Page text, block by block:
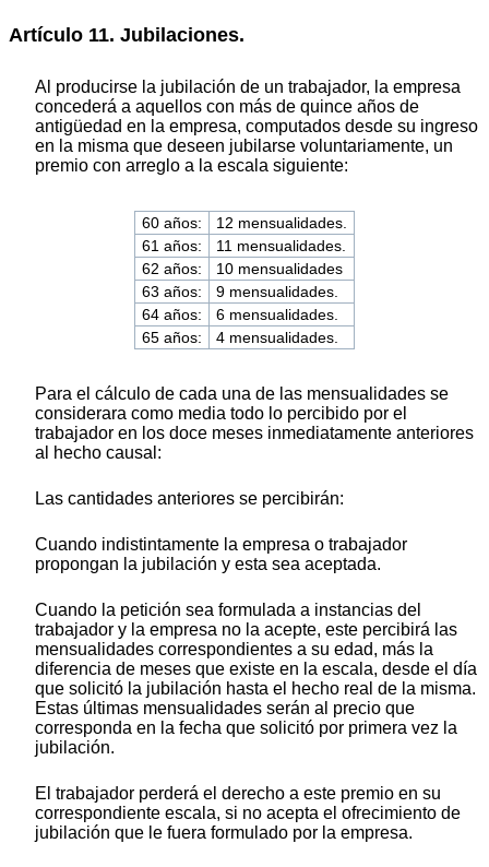
Artículo 11. Jubilaciones.
Al producirse la jubilación de un trabajador, la empresa
concederá a aquellos con más de quince años de
antigüedad en la empresa, computados desde su ingreso
en la misma que deseen jubilarse voluntariamente, un
premio con arreglo a la escala siguiente:
60 años:
12 mensualidades.
61 años:
11 mensualidades.
62 años:
10 mensualidades
63 años:
9 mensualidades.
64 años:
6 mensualidades.
65 años:
4 mensualidades.
Para el cálculo de cada una de las mensualidades se
considerara como media todo lo percibido por el
trabajador en los doce meses inmediatamente anteriores
al hecho causal:
Las cantidades anteriores se percibirán:
Cuando indistintamente la empresa o trabajador
propongan la jubilación y esta sea aceptada.
Cuando la petición sea formulada a instancias del
trabajador y la empresa no la acepte, este percibirá las
mensualidades correspondientes a su edad, más la
diferencia de meses que existe en la escala, desde el día
que solicitó la jubilación hasta el hecho real de la misma.
Estas últimas mensualidades serán al precio que
corresponda en la fecha que solicitó por primera vez la
jubilación.
El trabajador perderá el derecho a este premio en su
correspondiente escala, si no acepta el ofrecimiento de
jubilación que le fuera formulado por la empresa.